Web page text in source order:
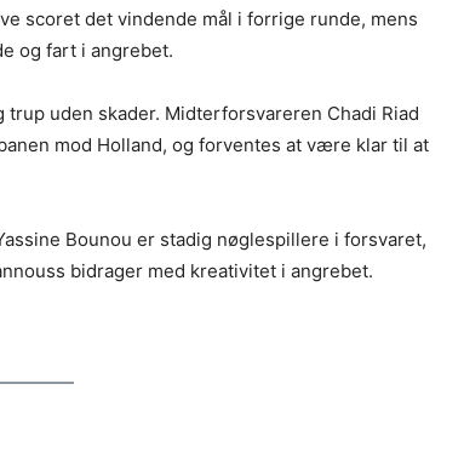
scoret det vindende mål i forrige runde, mens
og fart i angrebet.
uden skader. Midterforsvareren Chadi Riad
mod Holland, og forventes at være klar til at
Bounou er stadig nøglespillere i forsvaret,
bidrager med kreativitet i angrebet.